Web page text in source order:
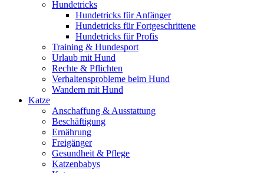
Hundetricks
Hundetricks für Anfänger
Hundetricks für Fortgeschrittene
Hundetricks für Profis
Training & Hundesport
Urlaub mit Hund
Rechte & Pflichten
Verhaltensprobleme beim Hund
Wandern mit Hund
Katze
Anschaffung & Ausstattung
Beschäftigung
Ernährung
Freigänger
Gesundheit & Pflege
Katzenbabys